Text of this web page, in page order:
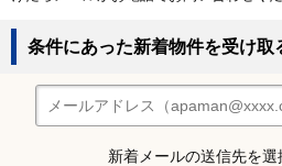
条件にあった新着物件を受け取
新着メールの送信先を